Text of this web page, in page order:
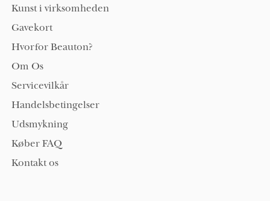
Kunst i virksomheden
Gavekort
Hvorfor Beauton?
Om Os
Servicevilkår
Handelsbetingelser
Udsmykning
Køber FAQ
Kontakt os